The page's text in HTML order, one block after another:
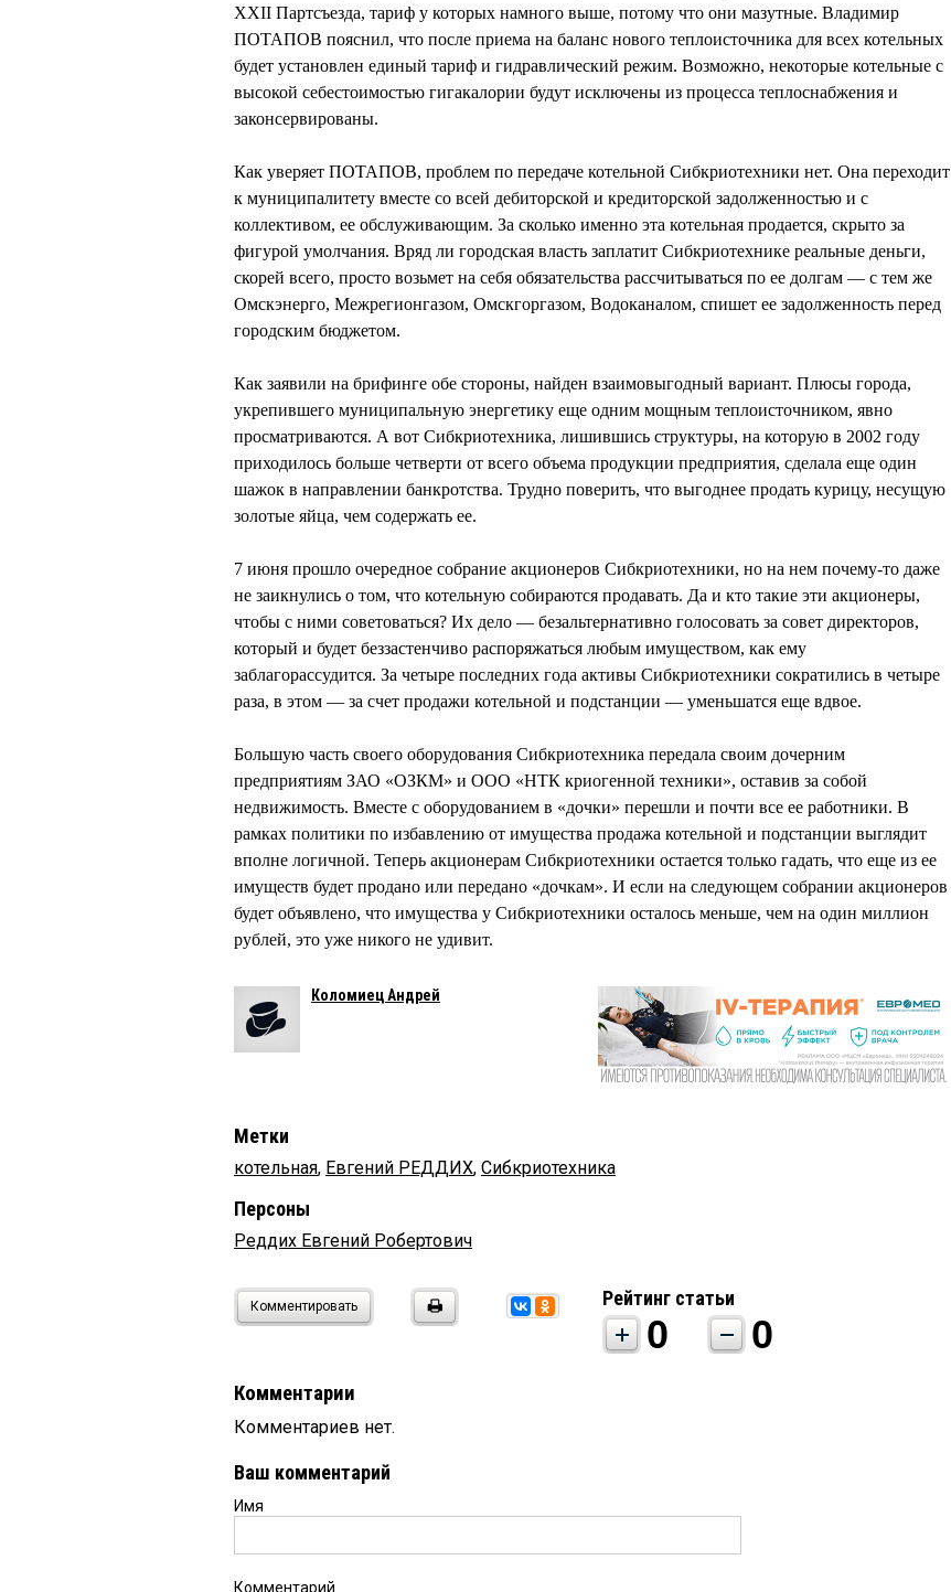
XXII Партсъезда, тариф у которых намного выше, потому что они мазутные. Владимир
ПОТАПОВ пояснил, что после приема на баланс нового теплоисточника для всех котельных
будет установлен единый тариф и гидравлический режим. Возможно, некоторые котельные с
высокой себестоимостью гигакалории будут исключены из процесса теплоснабжения и
законсервированы.
Как уверяет ПОТАПОВ, проблем по передаче котельной Сибкриотехники нет. Она переходит
к муниципалитету вместе со всей дебиторской и кредиторской задолженностью и с
коллективом, ее обслуживающим. За сколько именно эта котельная продается, скрыто за
фигурой умолчания. Вряд ли городская власть заплатит Сибкриотехнике реальные деньги,
скорей всего, просто возьмет на себя обязательства рассчитываться по ее долгам — с тем же
Омскэнерго, Межрегионгазом, Омскгоргазом, Водоканалом, спишет ее задолженность перед
городским бюджетом.
Как заявили на брифинге обе стороны, найден взаимовыгодный вариант. Плюсы города,
укрепившего муниципальную энергетику еще одним мощным теплоисточником, явно
просматриваются. А вот Сибкриотехника, лишившись структуры, на которую в 2002 году
приходилось больше четверти от всего объема продукции предприятия, сделала еще один
шажок в направлении банкротства. Трудно поверить, что выгоднее продать курицу, несущую
золотые яйца, чем содержать ее.
7 июня прошло очередное собрание акционеров Сибкриотехники, но на нем почему-то даже
не заикнулись о том, что котельную собираются продавать. Да и кто такие эти акционеры,
чтобы с ними советоваться? Их дело — безальтернативно голосовать за совет директоров,
который и будет беззастенчиво распоряжаться любым имуществом, как ему
заблагорассудится. За четыре последних года активы Сибкриотехники сократились в четыре
раза, в этом — за счет продажи котельной и подстанции — уменьшатся еще вдвое.
Большую часть своего оборудования Сибкриотехника передала своим дочерним
предприятиям ЗАО «ОЗКМ» и ООО «НТК криогенной техники», оставив за собой
недвижимость. Вместе с оборудованием в «дочки» перешли и почти все ее работники. В
рамках политики по избавлению от имущества продажа котельной и подстанции выглядит
вполне логичной. Теперь акционерам Сибкриотехники остается только гадать, что еще из ее
имуществ будет продано или передано «дочкам». И если на следующем собрании акционеров
будет объявлено, что имущества у Сибкриотехники осталось меньше, чем на один миллион
рублей, это уже никого не удивит.
Коломиец Андрей
Метки
котельная, Евгений РЕДДИХ, Сибкриотехника
Персоны
Реддих Евгений Робертович
Комментировать Рейтинг статьи
0 0
Комментарии
Комментариев нет.
Ваш комментарий
Имя
Комментарий